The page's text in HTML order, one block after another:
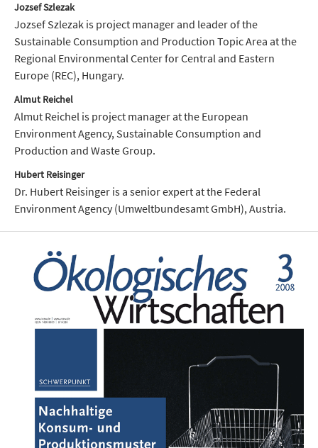
Jozsef Szlezak
Jozsef Szlezak is project manager and leader of the
Sustainable Consumption and Production Topic Area at the
Regional Environmental Center for Central and Eastern
Europe (REC), Hungary.
Almut Reichel
Almut Reichel is project manager at the European
Environment Agency, Sustainable Consumption and
Production and Waste Group.
Hubert Reisinger
Dr. Hubert Reisinger is a senior expert at the Federal
Environment Agency (Umweltbundesamt GmbH), Austria.